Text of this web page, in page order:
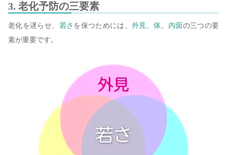
3. 老化予防の三要素
老化を遅らせ、 若さ を保つためには、外見 、体 内面の三つの要
素が重要です。